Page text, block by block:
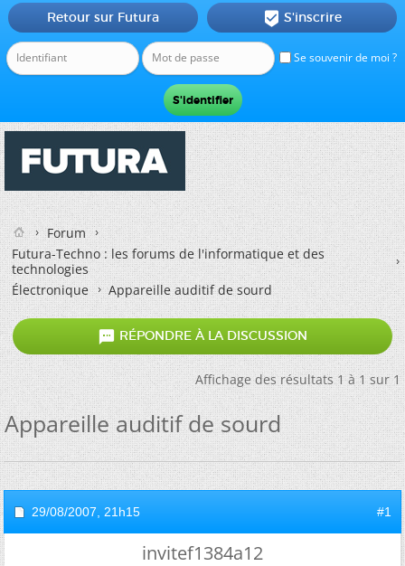
Se souvenir de moi ?
Retour sur Futura  S'inscrire
Forum
Futura-Techno : les forums de l'informatique et des
technologies
Électronique
Appareille auditif de sourd
 RÉPONDRE À LA DISCUSSION
Affichage des résultats 1 à 1 sur 1
Appareille auditif de sourd
29/08/2007, 21h15 #1
invitef1384a12